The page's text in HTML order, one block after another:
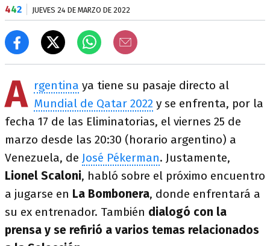
442 JUEVES 24 DE MARZO DE 2022
A rgentina ya tiene su pasaje directo al
Mundial de Qatar 2022 y se enfrenta, por la
fecha 17 de las Eliminatorias, el viernes 25 de
marzo desde las 20:30 (horario argentino) a
Venezuela, de José Pékerman. Justamente,
Lionel Scaloni, habló sobre el próximo encuentro
a jugarse en La Bombonera, donde enfrentará a
su ex entrenador. También dialogó con la
prensa y se refirió a varios temas relacionados